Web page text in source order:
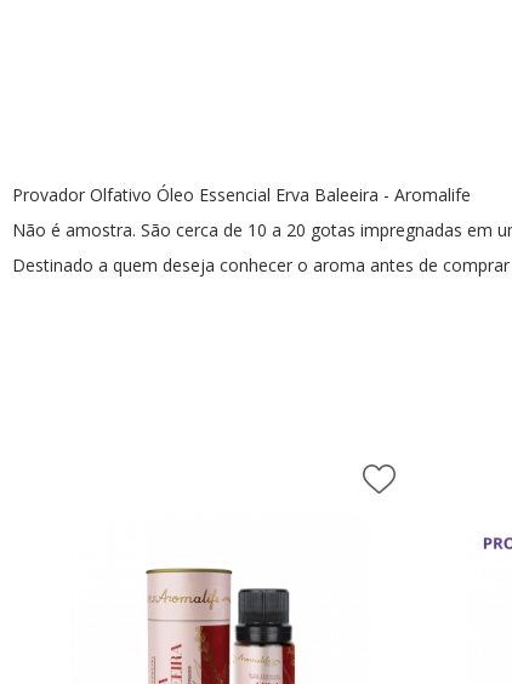
Cuidados Pessoais
Consultor de Vendas
Provador Olfativo Óleo Essencial Erva Baleeira - Aromalife
Não é amostra. São cerca de 10 a 20 gotas impregnadas em
Destinado a quem deseja conhecer o aroma antes de